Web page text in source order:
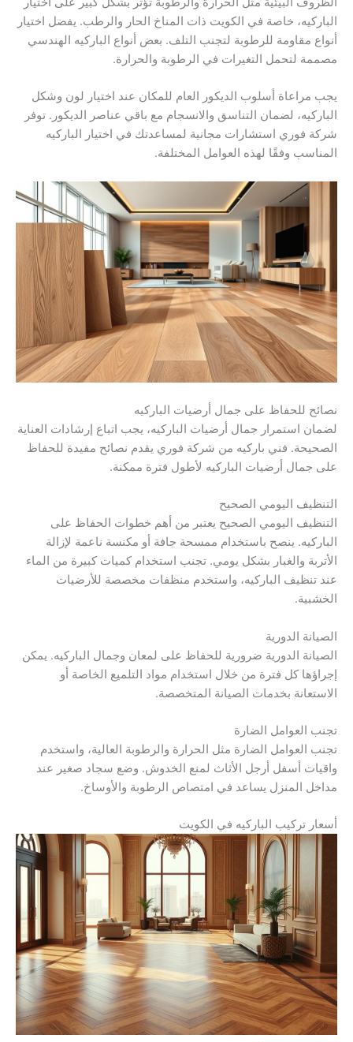
الباركيه، خاصة في الكويت ذات المناخ الحار والرطب. يفضل اختيار
أنواع مقاومة للرطوبة لتجنب التلف. بعض أنواع الباركيه الهندسي
مصممة لتحمل التغيرات في الرطوبة والحرارة.
يجب مراعاة أسلوب الديكور العام للمكان عند اختيار لون وشكل
الباركيه، لضمان التناسق والانسجام مع باقي عناصر الديكور. توفر
شركة فوري استشارات مجانية لمساعدتك في اختيار الباركيه
المناسب وفقًا لهذه العوامل المختلفة.
نصائح للحفاظ على جمال أرضيات الباركيه
لضمان استمرار جمال أرضيات الباركيه، يجب اتباع إرشادات العناية
الصحيحة. فني باركيه من شركة فوري يقدم نصائح مفيدة للحفاظ
على جمال أرضيات الباركيه لأطول فترة ممكنة.
التنظيف اليومي الصحيح
التنظيف اليومي الصحيح يعتبر من أهم خطوات الحفاظ على
الباركيه. ينصح باستخدام ممسحة جافة أو مكنسة ناعمة لإزالة
الأتربة والغبار بشكل يومي. تجنب استخدام كميات كبيرة من الماء
عند تنظيف الباركيه، واستخدم منظفات مخصصة للأرضيات
الخشبية.
الصيانة الدورية
الصيانة الدورية ضرورية للحفاظ على لمعان وجمال الباركيه. يمكن
إجراؤها كل فترة من خلال استخدام مواد التلميع الخاصة أو
الاستعانة بخدمات الصيانة المتخصصة.
تجنب العوامل الضارة
تجنب العوامل الضارة مثل الحرارة والرطوبة العالية، واستخدم
واقيات أسفل أرجل الأثاث لمنع الخدوش. وضع سجاد صغير عند
مداخل المنزل يساعد في امتصاص الرطوبة والأوساخ.
أسعار تركيب الباركيه في الكويت